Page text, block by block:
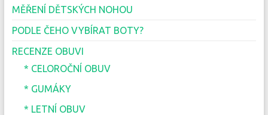
MĚŘENÍ DĚTSKÝCH NOHOU
PODLE ČEHO VYBÍRAT BOTY?
RECENZE OBUVI
* CELOROČNÍ OBUV
* GUMÁKY
* LETNÍ OBUV